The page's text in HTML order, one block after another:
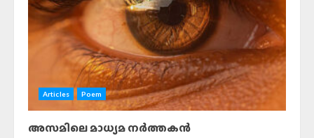
Articles Poem
അസമിലെ മാധ്യമ നർത്തകൻ